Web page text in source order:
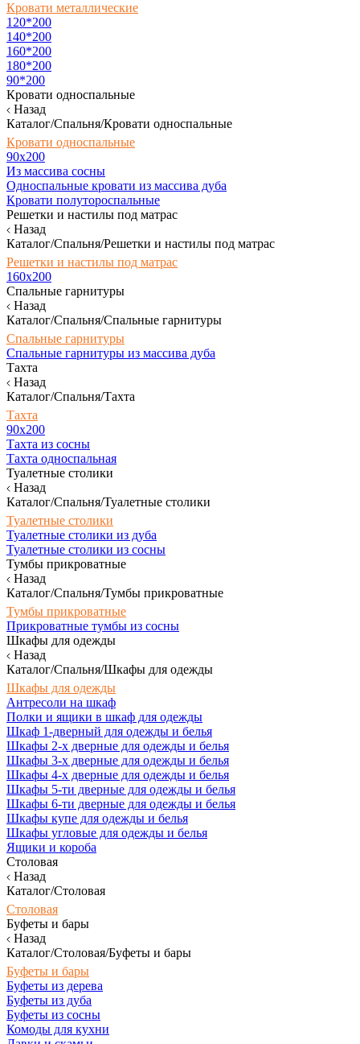
Кровати металлические
120*200
140*200
160*200
180*200
90*200
Кровати односпальные
Назад
Каталог/Спальня/Кровати односпальные
Кровати односпальные
90х200
Из массива сосны
Односпальные кровати из массива дуба
Кровати полутороспальные
Решетки и настилы под матрас
Назад
Каталог/Спальня/Решетки и настилы под матрас
Решетки и настилы под матрас
160х200
Спальные гарнитуры
Назад
Каталог/Спальня/Спальные гарнитуры
Спальные гарнитуры
Спальные гарнитуры из массива дуба
Тахта
Назад
Каталог/Спальня/Тахта
Тахта
90х200
Тахта из сосны
Тахта односпальная
Туалетные столики
Назад
Каталог/Спальня/Туалетные столики
Туалетные столики
Туалетные столики из дуба
Туалетные столики из сосны
Тумбы прикроватные
Назад
Каталог/Спальня/Тумбы прикроватные
Тумбы прикроватные
Прикроватные тумбы из сосны
Шкафы для одежды
Назад
Каталог/Спальня/Шкафы для одежды
Шкафы для одежды
Антресоли на шкаф
Полки и ящики в шкаф для одежды
Шкаф 1-дверный для одежды и белья
Шкафы 2-х дверные для одежды и белья
Шкафы 3-х дверные для одежды и белья
Шкафы 4-х дверные для одежды и белья
Шкафы 5-ти дверные для одежды и белья
Шкафы 6-ти дверные для одежды и белья
Шкафы купе для одежды и белья
Шкафы угловые для одежды и белья
Ящики и короба
Столовая
Назад
Каталог/Столовая
Столовая
Буфеты и бары
Назад
Каталог/Столовая/Буфеты и бары
Буфеты и бары
Буфеты из дерева
Буфеты из дуба
Буфеты из сосны
Комоды для кухни